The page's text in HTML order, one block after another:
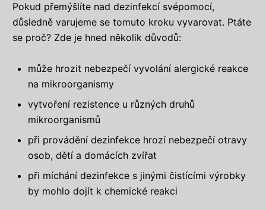
Pokud přemýšlíte nad dezinfekcí svépomocí,
důsledně varujeme se tomuto kroku vyvarovat. Ptáte
se proč? Zde je hned několik důvodů:
může hrozit nebezpečí vyvolání alergické reakce
na mikroorganismy
vytvoření rezistence u různých druhů
mikroorganismů
při provádění dezinfekce hrozí nebezpečí otravy
osob, dětí a domácích zvířat
při míchání dezinfekce s jinými čistícími výrobky
by mohlo dojít k chemické reakci